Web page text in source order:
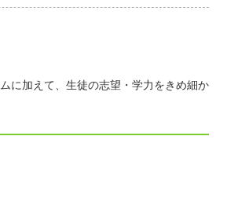
に加えて、生徒の志望・学力をきめ細か